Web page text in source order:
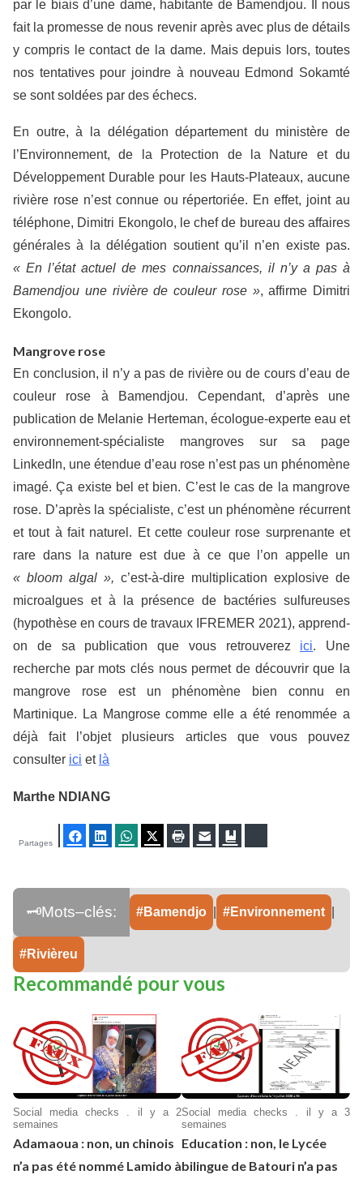
par le biais d’une dame, habitante de Bamendjou. Il nous
fait la promesse de nous revenir après avec plus de détails
y compris le contact de la dame. Mais depuis lors, toutes
nos tentatives pour joindre à nouveau Edmond Sokamté
se sont soldées par des échecs.
En outre, à la délégation département du ministère de
l’Environnement, de la Protection de la Nature et du
Développement Durable pour les Hauts-Plateaux, aucune
rivière rose n’est connue ou répertoriée. En effet, joint au
téléphone, Dimitri Ekongolo, le chef de bureau des affaires
générales à la délégation soutient qu’il n’en existe pas.
« En l’état actuel de mes connaissances, il n’y a pas à
Bamendjou une rivière de couleur rose », affirme Dimitri
Ekongolo.
Mangrove rose
En conclusion, il n’y a pas de rivière ou de cours d’eau de
couleur rose à Bamendjou. Cependant, d’après une
publication de Melanie Herteman, écologue-experte eau et
environnement-spécialiste mangroves sur sa page
LinkedIn, une étendue d’eau rose n’est pas un phénomène
imagé. Ça existe bel et bien. C’est le cas de la mangrove
rose. D’après la spécialiste, c’est un phénomène récurrent
et tout à fait naturel. Et cette couleur rose surprenante et
rare dans la nature est due à ce que l’on appelle un
« bloom algal », c’est-à-dire multiplication explosive de
microalgues et à la présence de bactéries sulfureuses
(hypothèse en cours de travaux IFREMER 2021), apprend-
on de sa publication que vous retrouverez ici. Une
recherche par mots clés nous permet de découvrir que la
mangrove rose est un phénomène bien connu en
Martinique. La Mangrose comme elle a été renommée a
déjà fait l’objet plusieurs articles que vous pouvez
consulter ici et là
Marthe NDIANG
FacebookLinkedInWhatsApp
TwitterImprimer
E-mail
Partages
Bamendjo Environnement
Rivièreu
Recommandé pour vous
Social media checks . il y a 2
semaines
Adamaoua : non, un chinois
n’a pas été nommé Lamido à
Social media checks . il y a 3
semaines
Education : non, le Lycée
bilingue de Batouri n’a pas